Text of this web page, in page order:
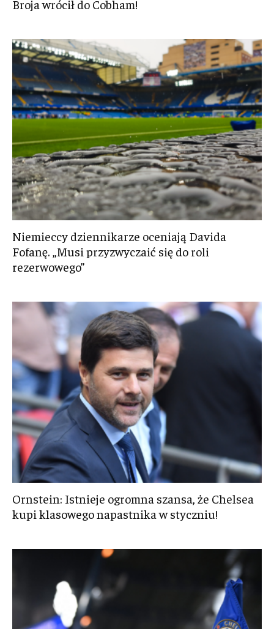
Broja wrócił do Cobham!
Niemieccy dziennikarze oceniają Davida
Fofanę. „Musi przyzwyczaić się do roli
rezerwowego”
Ornstein: Istnieje ogromna szansa, że Chelsea
kupi klasowego napastnika w styczniu!